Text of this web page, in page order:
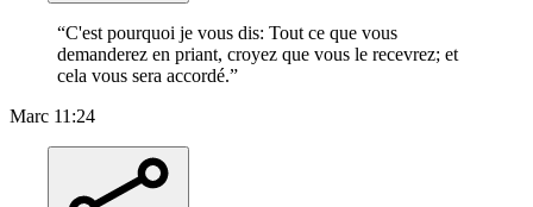
“C'est pourquoi je vous dis: Tout ce que vous
demanderez en priant, croyez que vous le recevrez; et
cela vous sera accordé.”
Marc 11:24